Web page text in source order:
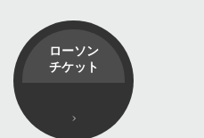
ローソン
チケット